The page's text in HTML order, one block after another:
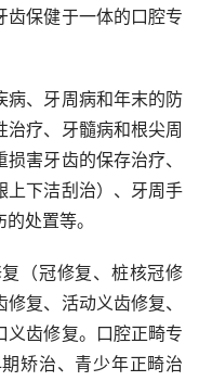
齿保健于一体的口腔专
病、牙周病和年末的防
治疗、牙髓病和根尖周
害牙齿的保存治疗、
上下洁刮治）、牙周手
处置等。
（冠修复、桩核冠修
复、活动义齿修复、
义齿修复。口腔正畸专
矫治、青少年正畸治